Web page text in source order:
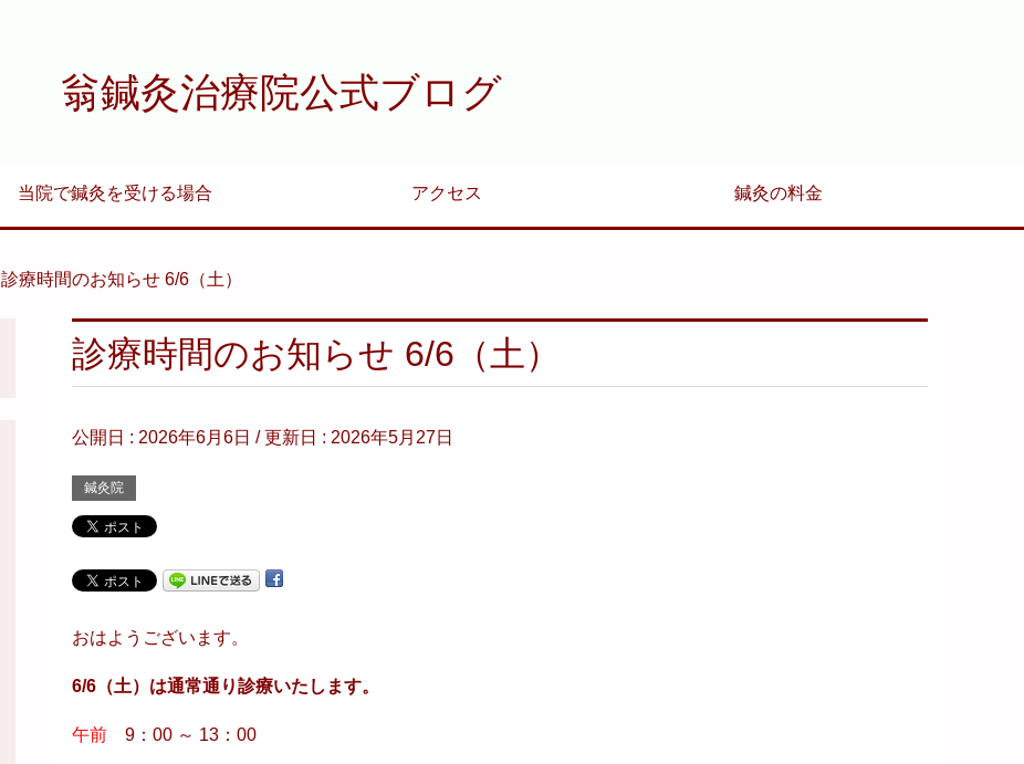
翁鍼灸治療院公式ブログ
当院で鍼灸を受ける場合 アクセス 鍼灸の料金
診療時間のお知らせ 6/6（土）
診療時間のお知らせ 6/6（土）
公開日 : 2026年6月6日 / 更新日 : 2026年5月27日
鍼灸院
おはようございます。
6/6（土）は通常通り診療いたします。
午前 9：00 ～ 13：00